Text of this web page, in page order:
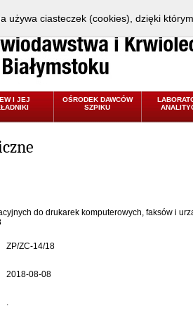
I JEJ
OŚRODEK DAWCÓW
SZPIKU
do drukarek komputerowych, faksów i
ZP/ZC-14/18
2018-08-08
.
używa ciasteczek (cookies), dzięki